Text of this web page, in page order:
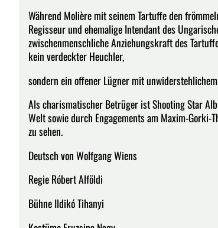
Während Molière mit seinem Tartuffe den
Regisseur und ehemalige Intendant des
zwischenmenschliche Anziehungskraft des
kein verdeckter Heuchler,
sondern ein offener Lügner mit
Als charismatischer Betrüger ist Shooting Star
Welt sowie durch Engagements am Maxim-
zu sehen.
Deutsch von Wolfgang Wiens
Regie Róbert Alföldi
Bühne Ildikó Tihanyi